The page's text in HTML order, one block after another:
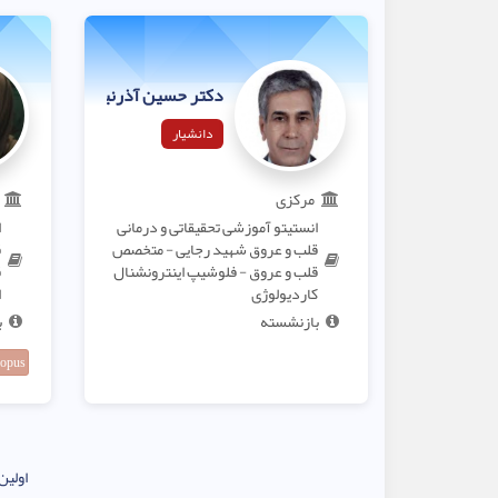
دکتر حسین آذرنیک
دانشیار
مرکزی
انستیتو آموزشی تحقیقاتی و درمانی
قلب و عروق شهید رجایی - متخصص
قلب و عروق - فلوشیپ اینترونشنال
کاردیولوژی
بازنشسته